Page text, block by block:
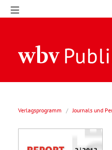
Verlagsprogramm / Journals und